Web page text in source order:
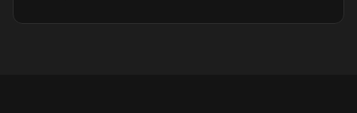
à mes collègues 😉 Une très